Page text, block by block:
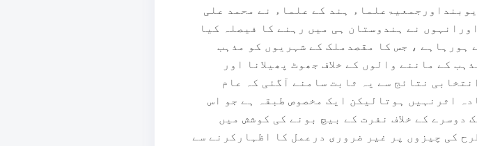
ہند کے علماء نے محمد علی
نے ہندوستان ہی میں رہنے کا فیصلہ کیا
ہورہاہے ، جس کا مقصدملک کے شہریوں کو مذہب
کے ماننے والوں کے خلاف جھوٹ پھیلانا اور
نتائج سے یہ ثابت سامنے آگئی کہ عام
اثرنہیں ہوتالیکن ایک مخصوص طبقہ ہے جو اس
دوسرے کے خلاف نفرت کے بیچ بونے کی کوشش میں
کی چیزوں پر غیر ضروری درعمل کا اظہارکرنے سے